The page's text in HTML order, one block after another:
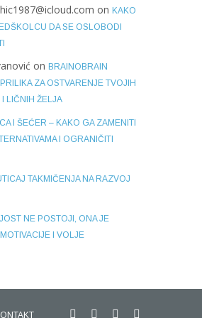
on KAKO
DA SE OSLOBODI
on BRAINOBRAIN
ZA OSTVARENJE TVOJIH
LIČNIH ŽELJA
I ŠEĆER – KAKO GA ZAMENITI
I OGRANIČITI
TAKMIČENJA NA RAZVOJ
NE POSTOJI, ONA JE
I VOLJE